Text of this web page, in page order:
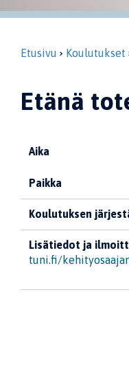
Etusivu Koulutukset
Etänä
Aika
Paikka
Koulutuksen
Lisätiedot ja
tuni.fi/